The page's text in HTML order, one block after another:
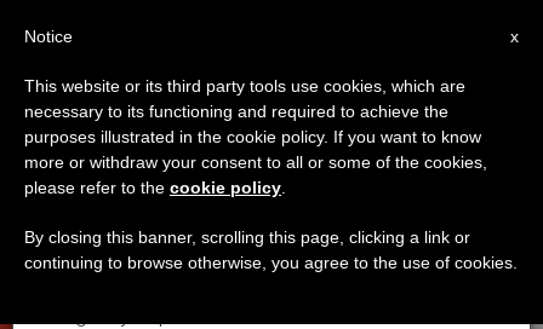
PAPAS
×
Aviso importante
Del 27 de julio al 7 de agosto haremos la pausa
anual, aprovechando que en el periodo de verano
se generan menos informaciones y también el
x
Notice
This website or its third party tools use cookies, which are
necessary to its functioning and required to achieve the
purposes illustrated in the cookie policy. If you want to know
more or withdraw your consent to all or some of the cookies,
please refer to the cookie policy
By closing this banner, scrolling this page, clicking a link or
continuing to browse otherwise, you agree to the use of cookies.